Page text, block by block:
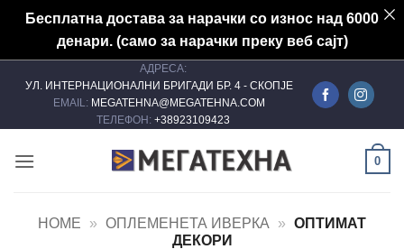
Бесплатна достава за нарачки со износ над 6000
денари. (само за нарачки преку веб сајт)
АДРЕСА:
УЛ. ИНТЕРНАЦИОНАЛНИ БРИГАДИ БР. 4 - СКОПЈЕ
EMAIL: MEGATEHNA@MEGATEHNA.COM
ТЕЛЕФОН: +38923109423
0
HOME » ОПЛЕМЕНЕТА ИВЕРКА » ОПТИМАТ
ДЕКОРИ